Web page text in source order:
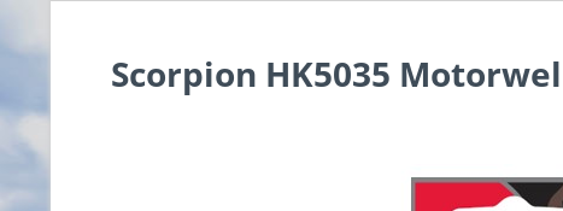
Scorpion HK5035